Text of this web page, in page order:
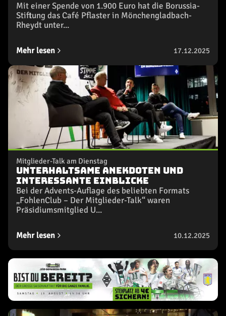
Mit einer Spende von 1.900 Euro hat die Borussia-
Stiftung das Café Pflaster in Mönchengladbach-
Rheydt unter...
Mehr lesen 17.12.2025
Mitglieder-Talk am Dienstag
Unterhaltsame Anekdoten und
interessante Einblicke
Bei der Advents-Auflage des beliebten Formats
„FohlenClub – Der Mitglieder-Talk“ waren
Präsidiumsmitglied U...
Mehr lesen 10.12.2025